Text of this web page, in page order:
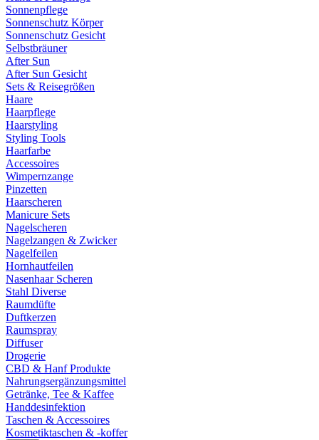
Sonnenpflege
Sonnenschutz Körper
Sonnenschutz Gesicht
Selbstbräuner
After Sun
After Sun Gesicht
Sets & Reisegrößen
Haare
Haarpflege
Haarstyling
Styling Tools
Haarfarbe
Accessoires
Wimpernzange
Pinzetten
Haarscheren
Manicure Sets
Nagelscheren
Nagelzangen & Zwicker
Nagelfeilen
Hornhautfeilen
Nasenhaar Scheren
Stahl Diverse
Raumdüfte
Duftkerzen
Raumspray
Diffuser
Drogerie
CBD & Hanf Produkte
Nahrungsergänzungsmittel
Getränke, Tee & Kaffee
Handdesinfektion
Taschen & Accessoires
Kosmetiktaschen & -koffer